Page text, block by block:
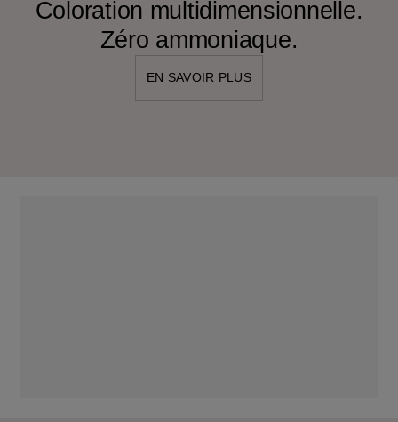
Coloration multidimensionnelle.
Zéro ammoniaque.
EN SAVOIR PLUS